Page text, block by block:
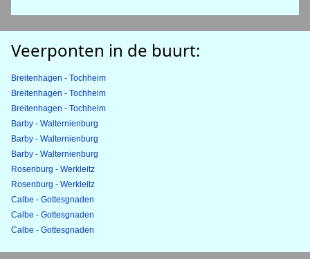
Veerponten in de buurt:
Breitenhagen - Tochheim
Breitenhagen - Tochheim
Breitenhagen - Tochheim
Barby - Walternienburg
Barby - Walternienburg
Barby - Walternienburg
Rosenburg - Werkleitz
Rosenburg - Werkleitz
Calbe - Gottesgnaden
Calbe - Gottesgnaden
Calbe - Gottesgnaden